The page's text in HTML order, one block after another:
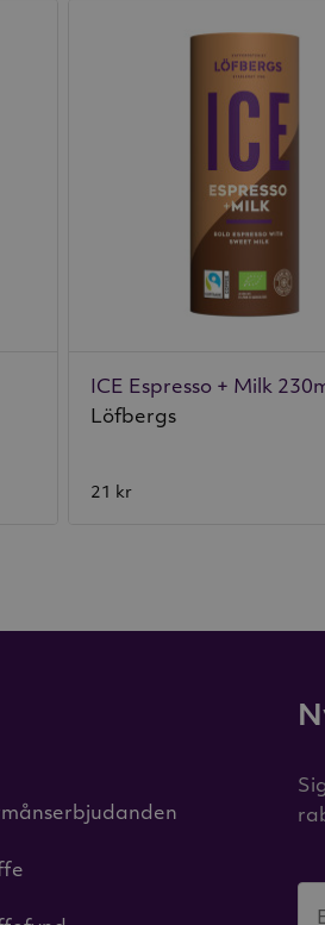
ICE Espresso + Milk
Löfbergs
21 kr